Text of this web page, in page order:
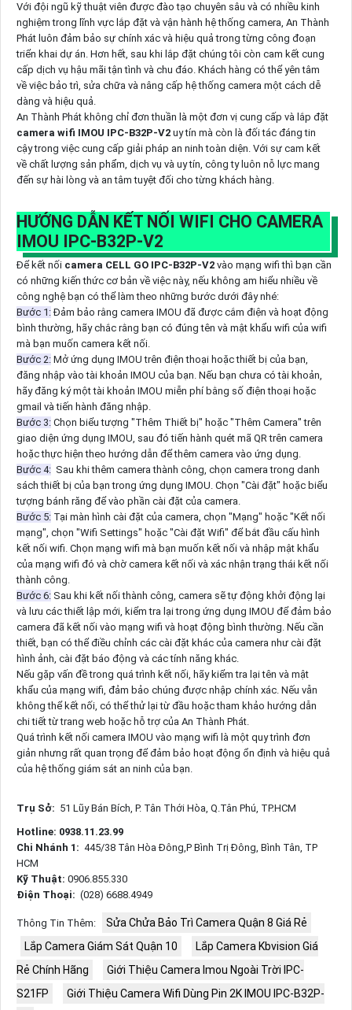
Với đội ngũ kỹ thuật viên được đào tạo chuyên sâu và có nhiều kinh
nghiệm trong lĩnh vực lắp đặt và vận hành hệ thống camera, An Thành
Phát luôn đảm bảo sự chính xác và hiệu quả trong từng công đoạn
triển khai dự án. Hơn hết, sau khi lắp đặt chúng tôi còn cam kết cung
cấp dịch vụ hậu mãi tận tình và chu đáo. Khách hàng có thể yên tâm
về việc bảo trì, sửa chữa và nâng cấp hệ thống camera một cách dễ
dàng và hiệu quả.
An Thành Phát không chỉ đơn thuần là một đơn vị cung cấp và lắp đặt
camera wifi IMOU IPC-B32P-V2uy tín mà còn là đối tác đáng tin
cậy trong việc cung cấp giải pháp an ninh toàn diện. Với sự cam kết
về chất lượng sản phẩm, dịch vụ và uy tín, công ty luôn nỗ lực mang
đến sự hài lòng và an tâm tuyệt đối cho từng khách hàng.
HƯỚNG DẪN KẾT NỐI WIFI CHO CAMERA
IMOU IPC-B32P-V2
Để kết nối camera CELL GO IPC-B32P-V2vào mạng wifi thì bạn cần
có những kiến thức cơ bản về việc này, nếu không am hiểu nhiều về
công nghệ bạn có thể làm theo những bước dưới đây nhé:
Bước 1:Đảm bảo rằng camera IMOU đã được cắm điện và hoạt động
bình thường, hãy chắc rằng bạn có đúng tên và mật khẩu wifi của wifi
mà bạn muốn camera kết nối.
Bước 2:Mở ứng dụng IMOU trên điện thoại hoặc thiết bị của bạn,
đăng nhập vào tài khoản IMOU của bạn. Nếu bạn chưa có tài khoản,
hãy đăng ký một tài khoản IMOU miễn phí bằng số điện thoại hoặc
gmail và tiến hành đăng nhập.
Bước 3:Chọn biểu tượng "Thêm Thiết bị" hoặc "Thêm Camera" trên
giao diện ứng dụng IMOU, sau đó tiến hành quét mã QR trên camera
hoặc thực hiện theo hướng dẫn để thêm camera vào ứng dụng.
Bước 4:Sau khi thêm camera thành công, chọn camera trong danh
sách thiết bị của bạn trong ứng dụng IMOU. Chọn "Cài đặt" hoặc biểu
tượng bánh răng để vào phần cài đặt của camera.
Bước 5:Tại màn hình cài đặt của camera, chọn "Mạng" hoặc "Kết nối
mạng", chọn "Wifi Settings" hoặc "Cài đặt Wifi" để bắt đầu cấu hình
kết nối wifi. Chọn mạng wifi mà bạn muốn kết nối và nhập mật khẩu
của mạng wifi đó và chờ camera kết nối và xác nhận trạng thái kết nối
thành công.
Bước 6:Sau khi kết nối thành công, camera sẽ tự động khởi động lại
và lưu các thiết lập mới, kiểm tra lại trong ứng dụng IMOU để đảm bảo
camera đã kết nối vào mạng wifi và hoạt động bình thường. Nếu cần
thiết, bạn có thể điều chỉnh các cài đặt khác của camera như cài đặt
hình ảnh, cài đặt báo động và các tính năng khác.
Nếu gặp vấn đề trong quá trình kết nối, hãy kiểm tra lại tên và mật
khẩu của mạng wifi, đảm bảo chúng được nhập chính xác. Nếu vẫn
không thể kết nối, có thể thử lại từ đầu hoặc tham khảo hướng dẫn
chi tiết từ trang web hoặc hỗ trợ của An Thành Phát.
Quá trình kết nối camera IMOU vào mạng wifi là một quy trình đơn
giản nhưng rất quan trọng để đảm bảo hoạt động ổn định và hiệu quả
của hệ thống giám sát an ninh của bạn.
Trụ Sở: 51 Lũy Bán Bích, P. Tân Thới Hòa, Q.Tân Phú, TP.HCM
Hotline: 0938.11.23.99
Chi Nhánh 1: 445/38 Tân Hòa Đông,P Bình Trị Đông, Bình Tân, TP
HCM
Kỹ Thuật: 0906.855.330
Điện Thoại: (028) 6688.4949
Thông Tin Thêm:
Sửa Chửa Bảo Trì Camera Quận 8 Giá Rẻ
Lắp Camera Giám Sát Quận 10
Lắp Camera Kbvision Giá
Rẻ Chính Hãng
Giới Thiệu Camera Imou Ngoài Trời IPC-
S21FP
Giới Thiệu Camera Wifi Dùng Pin 2K IMOU IPC-B32P-